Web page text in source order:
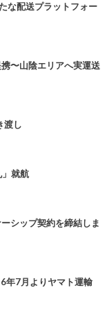
な配送プラットフォー
〜山陰エリアへ実運送
渡し
就航
シップ契約を締結しま
年7月よりヤマト運輸